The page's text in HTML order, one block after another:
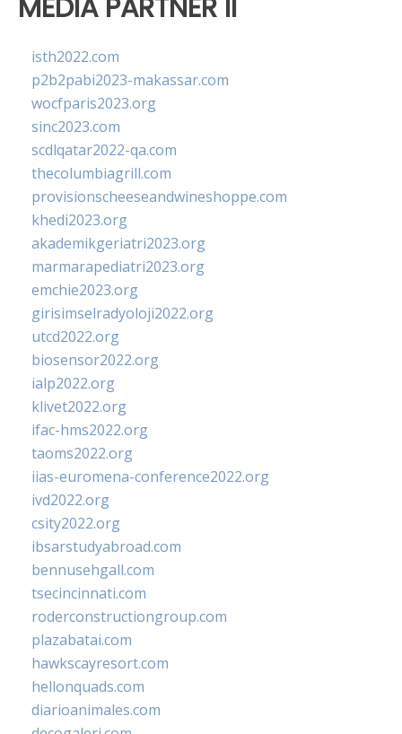
isth2022.com
p2b2pabi2023-makassar.com
wocfparis2023.org
sinc2023.com
scdlqatar2022-qa.com
thecolumbiagrill.com
provisionscheeseandwineshoppe.com
khedi2023.org
akademikgeriatri2023.org
marmarapediatri2023.org
emchie2023.org
girisimselradyoloji2022.org
utcd2022.org
biosensor2022.org
ialp2022.org
klivet2022.org
ifac-hms2022.org
taoms2022.org
iias-euromena-conference2022.org
ivd2022.org
csity2022.org
ibsarstudyabroad.com
bennusehgall.com
tsecincinnati.com
roderconstructiongroup.com
plazabatai.com
hawkscayresort.com
hellonquads.com
diarioanimales.com